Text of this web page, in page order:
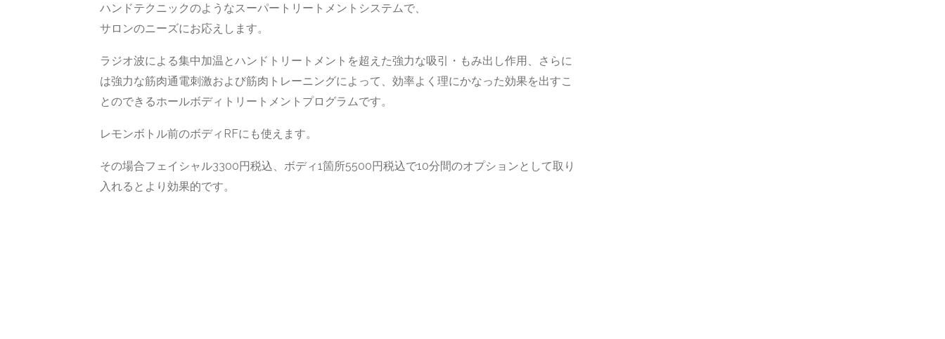
ハンドテクニックのようなスーパートリートメントシステムで、
サロンのニーズにお応えします。
ラジオ波による集中加温とハンドトリートメントを超えた強力な吸引・もみ出し作用、さらに
は強力な筋肉通電刺激および筋肉トレーニングによって、効率よく理にかなった効果を出すこ
とのできるホールボディトリートメントプログラムです。
レモンボトル前のボディRFにも使えます。
その場合フェイシャル3300円税込、ボディ1箇所5500円税込で10分間のオプションとして取り
入れるとより効果的です。